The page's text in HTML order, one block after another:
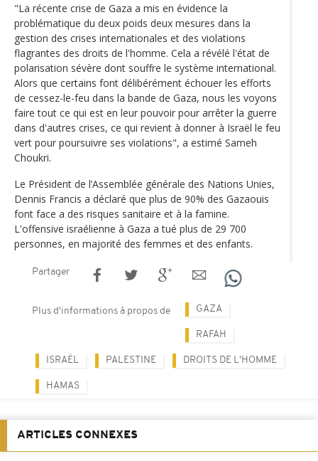
"La récente crise de Gaza a mis en évidence la
problématique du deux poids deux mesures dans la
gestion des crises internationales et des violations
flagrantes des droits de l'homme. Cela a révélé l'état de
polarisation sévère dont souffre le système international.
Alors que certains font délibérément échouer les efforts
de cessez-le-feu dans la bande de Gaza, nous les voyons
faire tout ce qui est en leur pouvoir pour arrêter la guerre
dans d'autres crises, ce qui revient à donner à Israël le feu
vert pour poursuivre ses violations", a estimé Sameh
Choukri.
Le Président de l’Assemblée générale des Nations Unies,
Dennis Francis a déclaré que plus de 90% des Gazaouis
font face a des risques sanitaire et à la famine.
L'offensive israélienne à Gaza a tué plus de 29 700
personnes, en majorité des femmes et des enfants.
Partager
Plus d'informations à propos de GAZA
RAFAH
ISRAËL PALESTINE DROITS DE L'HOMME
HAMAS
ARTICLES CONNEXES